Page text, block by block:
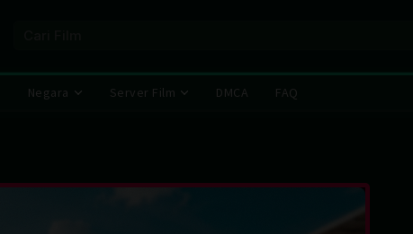
Negara Server Film DMCA FAQ